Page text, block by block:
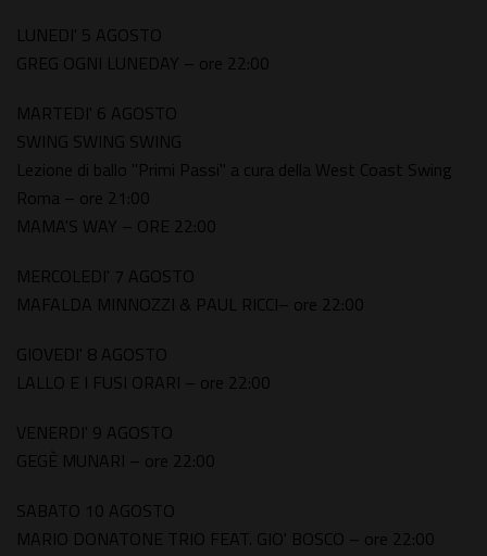
LUNEDI' 5 AGOSTO
GREG OGNI LUNEDAY – ore 22:00
MARTEDI' 6 AGOSTO
SWING SWING SWING
Lezione di ballo "Primi Passi" a cura della West Coast Swing
Roma – ore 21:00
MAMA'S WAY – ORE 22:00
MERCOLEDI' 7 AGOSTO
MAFALDA MINNOZZI & PAUL RICCI– ore 22:00
GIOVEDI' 8 AGOSTO
LALLO E I FUSI ORARI – ore 22:00
VENERDI' 9 AGOSTO
GEGÈ MUNARI – ore 22:00
SABATO 10 AGOSTO
MARIO DONATONE TRIO FEAT. GIO' BOSCO – ore 22:00